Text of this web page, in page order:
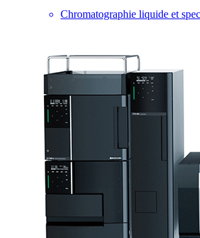
Chromatographie liquide et